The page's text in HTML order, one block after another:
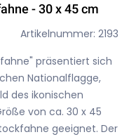
- 30 x 45 cm
Artikelnummer: 2193
präsentiert sich
Nationalflagge,
des ikonischen
von ca. 30 x 45
geeignet. Der